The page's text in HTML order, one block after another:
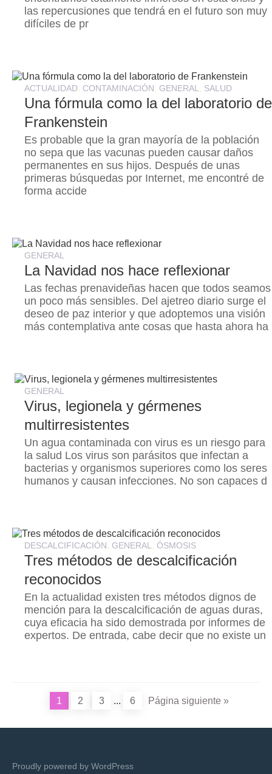
las repercusiones que tendrá en el futuro son muy
difíciles de pr
ACTUALIDAD, CONTAMINACIÓN, GENERAL , SALUD
Una fórmula como la del laboratorio de
Frankenstein
Es probable que la gran mayoría de la población
no sepa que las vacunas pueden causar daños
permanentes en sus hijos. Después de unas
primeras búsquedas por Internet, me encontré de
forma accide
GENERAL
La Navidad nos hace reflexionar
Las fechas prenavideñas hacen que todos seamos
un poco más sensibles. Del ajetreo diario surge el
deseo de paz interior y que adoptemos una visión
más contemplativa ante cosas que hasta ahora ha
GENERAL
Virus, legionela y gérmenes
multirresistentes
Un agua contaminada con virus es un riesgo para
la salud Los virus son parásitos que infectan a
bacterias y organismos superiores como los seres
humanos y causan infecciones. No son capaces d
DESCALCIFICACIÓN, GENERAL ,ÓSMOSIS
Tres métodos de descalcificación
reconocidos
En la actualidad existen tres métodos dignos de
mención para la descalcificación de aguas duras,
cuya eficacia ha sido demostrada por informes de
expertos. De entrada, cabe decir que no existe un
1 2 3 ... 6 Página siguiente »
Proudly powered by WordPress